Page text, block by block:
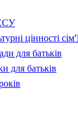
цінності
для батьків
для батьків